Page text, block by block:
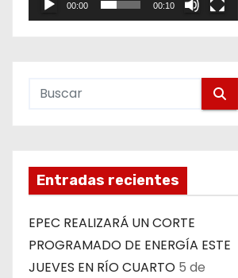
00:00 00:10
Entradas recientes
EPEC REALIZARÁ UN CORTE
PROGRAMADO DE ENERGÍA ESTE
JUEVES EN RÍO CUARTO 5 de